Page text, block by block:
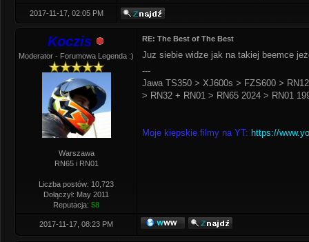
2017-11-17, 02:05 PM
Koczis
Moderator - Forumowa Legenda :)
Warszawa
RN65 i RN01
Liczba postów: 10,723
Dołączył: May 2011
Reputacja: 58
RE: The Best of The Best
Juz siebie widze jak na takiej beemce
---
Jawa TS350 > XJ600s > FZS600 >
> RN32 + RN01 > RN65 2024 > RN01
Moje kiepskie filmy na YT: https://
2017-11-17, 08:23 PM